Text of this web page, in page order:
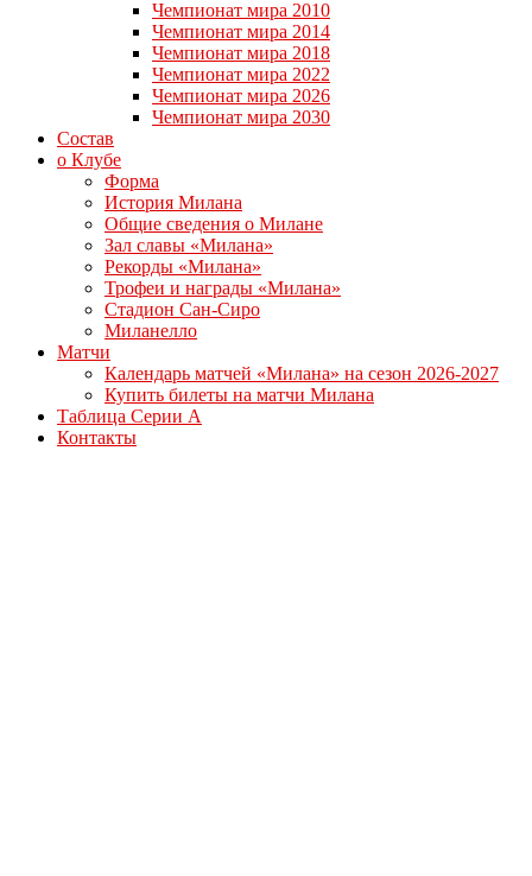
Чемпионат мира 2010
Чемпионат мира 2014
Чемпионат мира 2018
Чемпионат мира 2022
Чемпионат мира 2026
Чемпионат мира 2030
Состав
о Клубе
Форма
История Милана
Общие сведения о Милане
Зал славы «Милана»
Рекорды «Милана»
Трофеи и награды «Милана»
Стадион Сан-Сиро
Миланелло
Матчи
Календарь матчей «Милана» на сезон 2026-2027
Купить билеты на матчи Милана
Таблица Серии А
Контакты